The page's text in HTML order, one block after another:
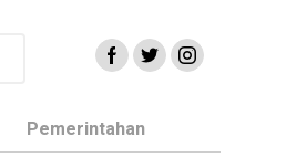
Pemerintahan